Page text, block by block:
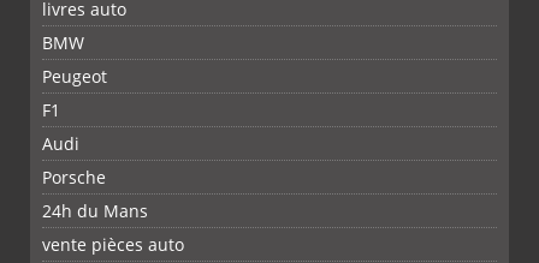
livres auto
BMW
Peugeot
F1
Audi
Porsche
24h du Mans
vente pièces auto